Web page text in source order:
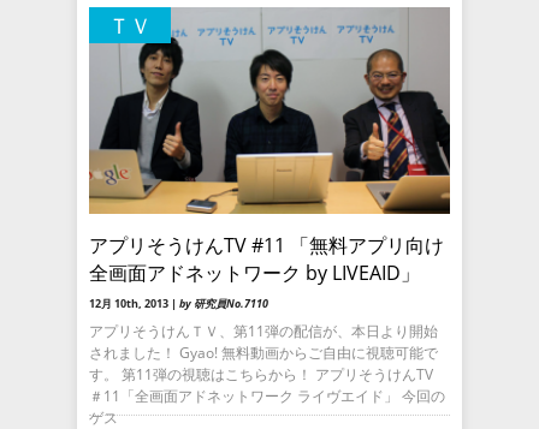
ＴＶ
アプリそうけんTV #11 「無料アプリ向け
全画面アドネットワーク by LIVEAID」
12月 10th, 2013 | by 研究員No.7110
アプリそうけんＴＶ、第11弾の配信が、本日より開始
されました！ Gyao! 無料動画からご自由に視聴可能で
す。 第11弾の視聴はこちらから！ アプリそうけんTV
＃11「全画面アドネットワーク ライヴエイド」 今回の
ゲス